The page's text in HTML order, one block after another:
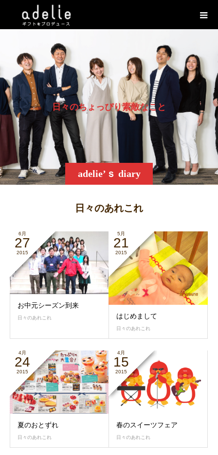
adelie’ｓ diary
日々のちょ っぴり素敵なこ と
日々のあれこれ
6月
27
2015
お中元シーズン到来
日々のあれこれ
5月
21
2015
はじめまして
日々のあれこれ
4月
24
2015
夏のおとずれ
日々のあれこれ
4月
15
2015
春のスイーツフェア
日々のあれこれ